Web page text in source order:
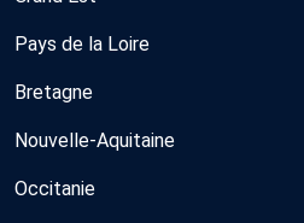
Pays de la Loire
Bretagne
Nouvelle-Aquitaine
Occitanie